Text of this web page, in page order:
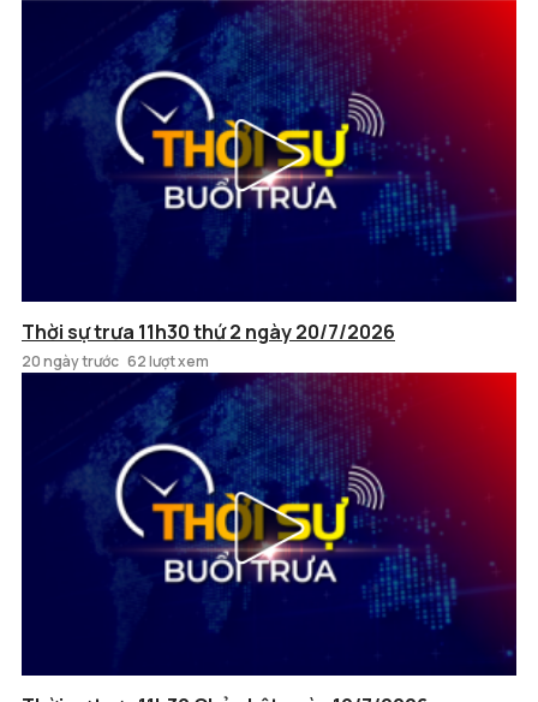
Thời sự trưa 11h30 thứ 2 ngày 20/7/2026
20 ngày trước 62 lượt xem